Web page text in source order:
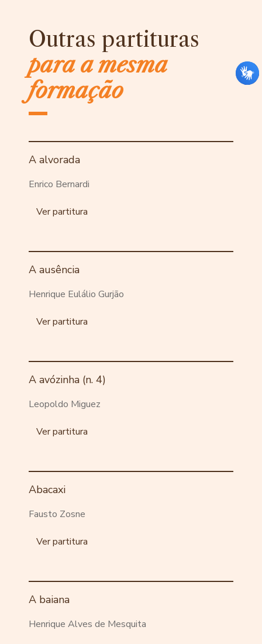
Outras partituras
para a mesma
formação
A alvorada
Enrico Bernardi
Ver partitura
A ausência
Henrique Eulálio Gurjão
Ver partitura
A avózinha (n. 4)
Leopoldo Miguez
Ver partitura
Abacaxi
Fausto Zosne
Ver partitura
A baiana
Henrique Alves de Mesquita